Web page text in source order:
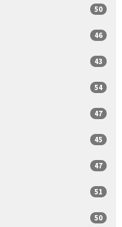
50
46
43
54
47
45
47
51
50